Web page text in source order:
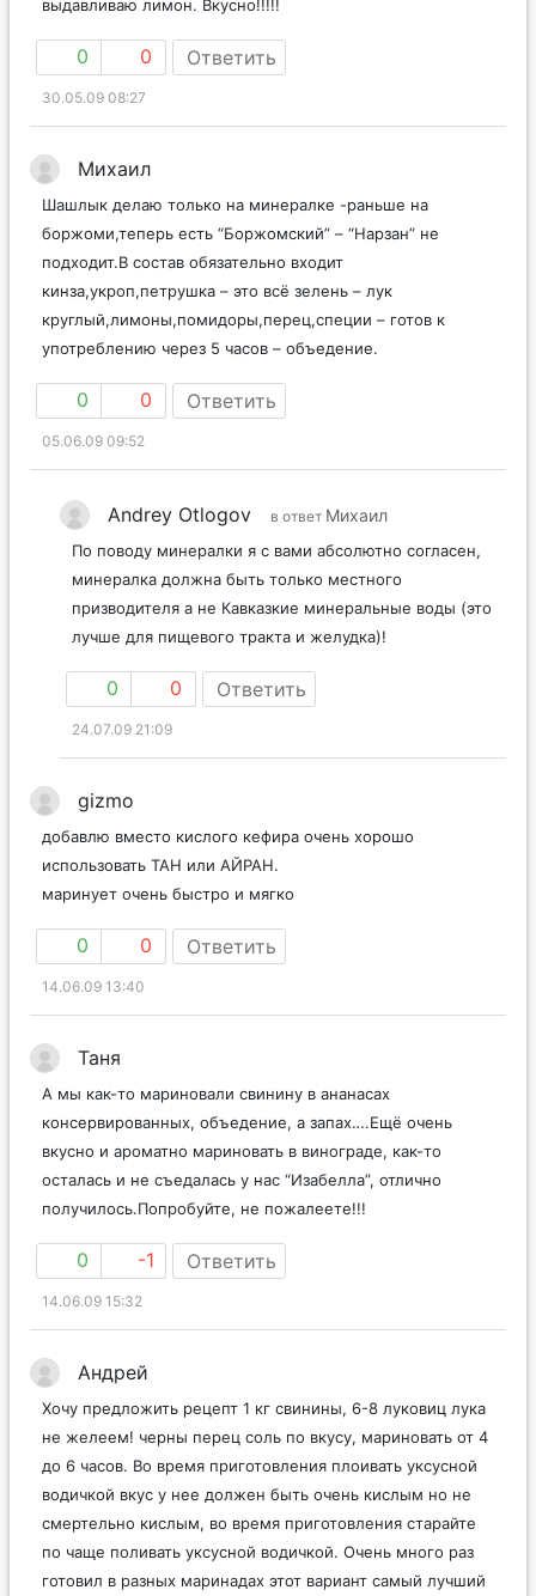
выдавливаю лимон. Вкусно!!!!!
0 0 Ответить
30.05.09 08:27
Михаил
Шашлык делаю только на минералке -раньше на
боржоми,теперь есть “Боржомский” – “Нарзан” не
подходит.В состав обязательно входит
кинза,укроп,петрушка – это всё зелень – лук
круглый,лимоны,помидоры,перец,специи – готов к
употреблению через 5 часов – объедение.
0 0 Ответить
05.06.09 09:52
Andrey Otlogov в ответ Михаил
По поводу минералки я с вами абсолютно согласен,
минералка должна быть только местного
призводителя а не Кавказкие минеральные воды (это
лучше для пищевого тракта и желудка)!
0 0 Ответить
24.07.09 21:09
gizmo
добавлю вместо кислого кефира очень хорошо
использовать ТАН или АЙРАН.
маринует очень быстро и мягко
0 0 Ответить
14.06.09 13:40
Таня
А мы как-то мариновали свинину в ананасах
консервированных, объедение, а запах….Ещё очень
вкусно и ароматно мариновать в винограде, как-то
осталась и не съедалась у нас “Изабелла”, отлично
получилось.Попробуйте, не пожалеете!!!
0 -1 Ответить
14.06.09 15:32
Андрей
Хочу предложить рецепт 1 кг свинины, 6-8 луковиц лука
не желеем! черны перец соль по вкусу, мариновать от 4
до 6 часов. Во время приготовления плоивать уксусной
водичкой вкус у нее должен быть очень кислым но не
смертельно кислым, во время приготовления старайте
по чаще поливать уксусной водичкой. Очень много раз
готовил в разных маринадах этот вариант самый лучший